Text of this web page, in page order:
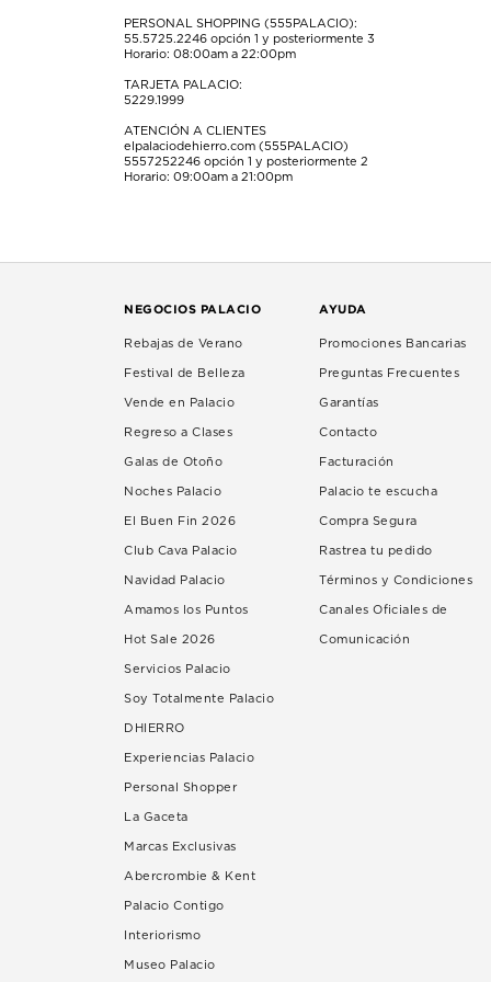
PERSONAL SHOPPING (555PALACIO):
55.5725.2246 opción 1 y posteriormente 3
Horario: 08:00am a 22:00pm
TARJETA PALACIO:
5229.1999
ATENCIÓN A CLIENTES
elpalaciodehierro.com (555PALACIO)
5557252246 opción 1 y posteriormente 2
Horario: 09:00am a 21:00pm
NEGOCIOS PALACIO
Rebajas de Verano
Festival de Belleza
Vende en Palacio
Regreso a Clases
Galas de Otoño
Noches Palacio
El Buen Fin 2026
Club Cava Palacio
Navidad Palacio
Amamos los Puntos
Hot Sale 2026
Servicios Palacio
Soy Totalmente Palacio
DHIERRO
Experiencias Palacio
Personal Shopper
La Gaceta
Marcas Exclusivas
Abercrombie & Kent
Palacio Contigo
Interiorismo
Museo Palacio
AYUDA
Promociones Bancarias
Preguntas Frecuentes
Garantías
Contacto
Facturación
Palacio te escucha
Compra Segura
Rastrea tu pedido
Términos y Condiciones
Canales Oficiales de
Comunicación